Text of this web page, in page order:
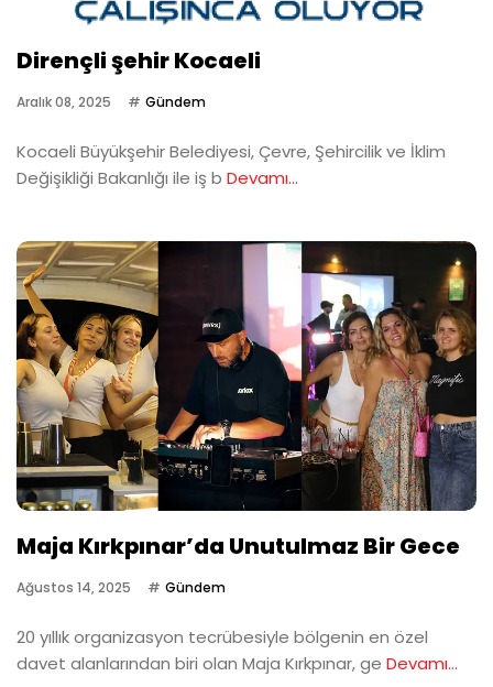
Dirençli şehir Kocaeli
Aralık 08, 2025 Gündem
Kocaeli Büyükşehir Belediyesi, Çevre, Şehircilik ve İklim
Değişikliği Bakanlığı ile iş b Devamı...
Maja Kırkpınar’da Unutulmaz Bir Gece
Ağustos 14, 2025 Gündem
20 yıllık organizasyon tecrübesiyle bölgenin en özel
davet alanlarından biri olan Maja Kırkpınar, ge Devamı...